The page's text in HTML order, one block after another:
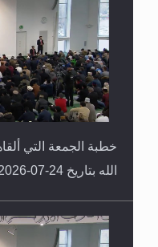
خطبة الجمعة التي
الله بتاريخ 24-07-2026